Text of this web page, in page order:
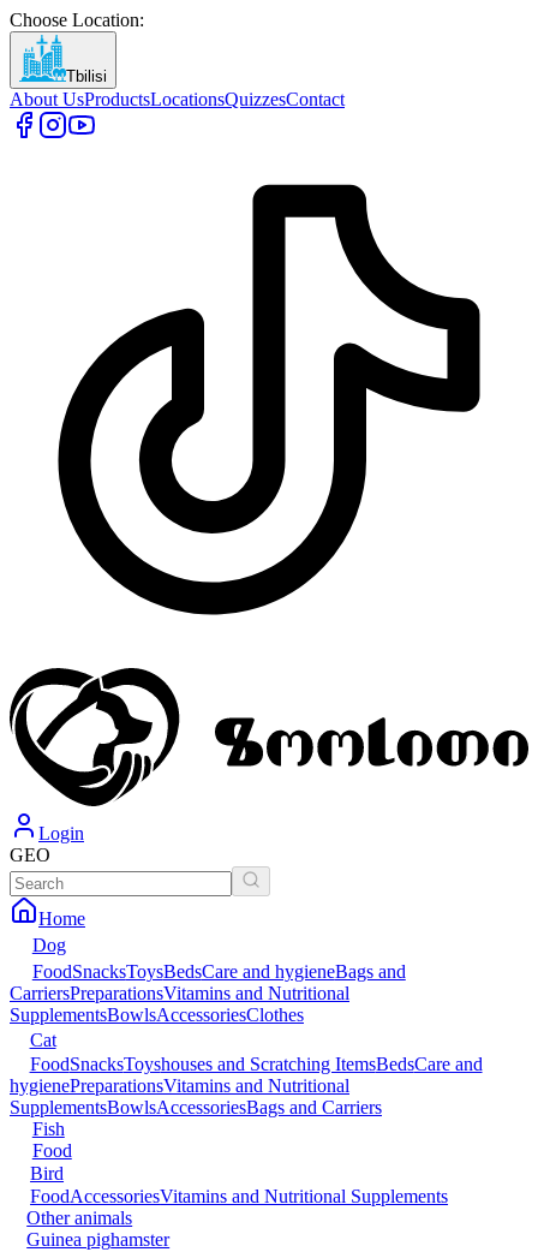
Choose Location:
Tbilisi
About UsProductsLocationsQuizzesContact
Login
GEO
Home
Dog
FoodSnacksToysBedsCare and hygieneBags and
CarriersPreparationsVitamins and Nutritional
SupplementsBowlsAccessoriesClothes
Cat
FoodSnacksToyshouses and Scratching ItemsBedsCare and
hygienePreparationsVitamins and Nutritional
SupplementsBowlsAccessoriesBags and Carriers
Fish
Food
Bird
FoodAccessoriesVitamins and Nutritional Supplements
Other animals
Guinea pighamster